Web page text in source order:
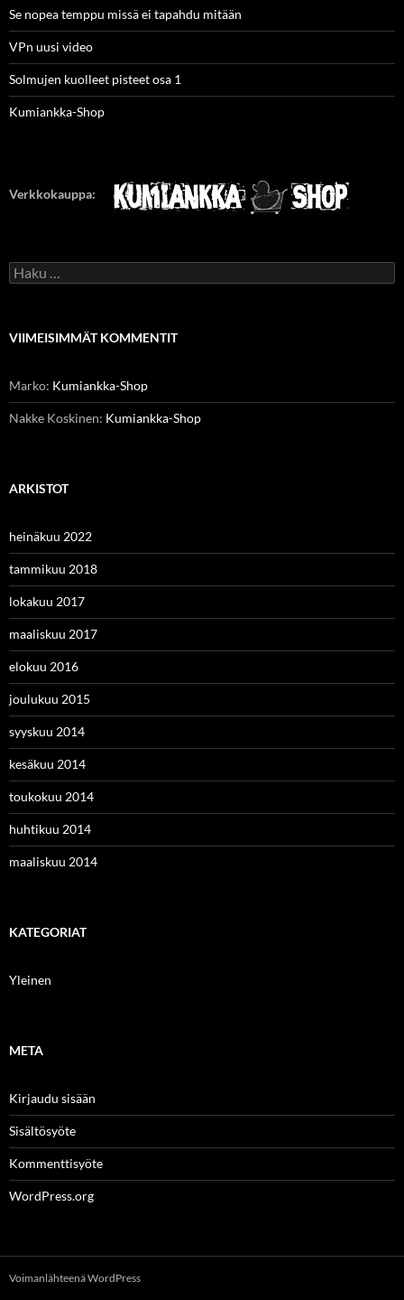
Se nopea temppu missä ei tapahdu mitään
VPn uusi video
Solmujen kuolleet pisteet osa 1
Kumiankka-Shop
Verkkokauppa:
Haku:
VIIMEISIMMÄT KOMMENTIT
Marko: Kumiankka-Shop
Nakke Koskinen: Kumiankka-Shop
ARKISTOT
heinäkuu 2022
tammikuu 2018
lokakuu 2017
maaliskuu 2017
elokuu 2016
joulukuu 2015
syyskuu 2014
kesäkuu 2014
toukokuu 2014
huhtikuu 2014
maaliskuu 2014
KATEGORIAT
Yleinen
META
Kirjaudu sisään
Sisältösyöte
Kommenttisyöte
WordPress.org
Voimanlähteenä WordPress